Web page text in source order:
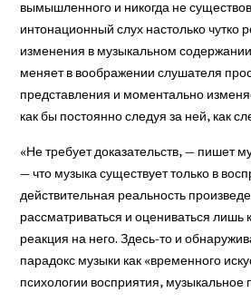
вымышленного и никогда не
интонационный слух настолько чутко
изменения в музыкальном
меняет в воображении слушателя
представления и моментально
как бы постоянно следуя за ней, как
«Не требует доказательств, — пишет
— что музыка существует только в
действительная реальность
рассматриваться и оцениваться лишь
реакция на него. Здесь-то и
парадокс музыки как «временного
психологии восприятия, музыкальное